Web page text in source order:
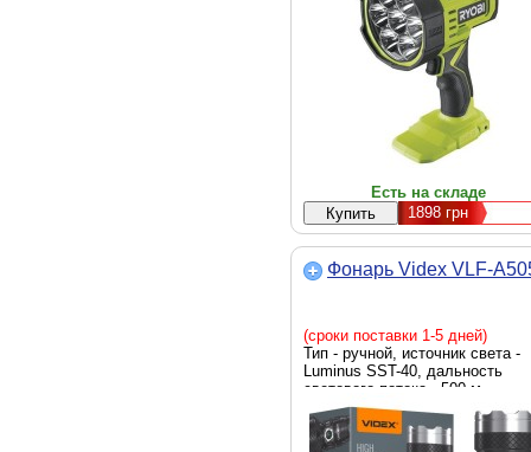
Есть на складе
1898 грн
Фонарь Videx VLF-
(сроки поставки 1-5 дней)
Тип - ручной, источник света -
Luminus SST-40, дальность
светового потока - 500 м,
аккумулятор, яркость - 5500
люмен, элементы питания -
18650, 21700, Li-Ion, вес - 163 г